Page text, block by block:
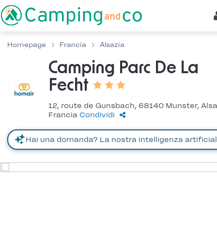
Homepage Francia Alsazia
Camping Parc De La
Fecht
12, route de Gunsbach, 68140 Munster,
Francia Condividi